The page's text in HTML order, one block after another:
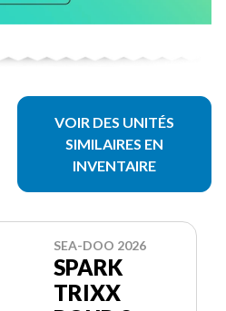
VOIR DES UNITÉS
SIMILAIRES EN
INVENTAIRE
SEA-DOO 2026
SPARK
TRIXX